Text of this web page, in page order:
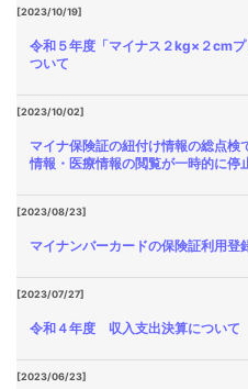
[2023/10/19]
令和５年度「マイナス２kg×２cm
ついて
[2023/10/02]
マイナ保険証の紐付け情報の総点検
情報・医療情報の閲覧が一時的に停
[2023/08/23]
マイナンバーカードの保険証利用登
[2023/07/27]
令和４年度 収入支出決算について
[2023/06/23]